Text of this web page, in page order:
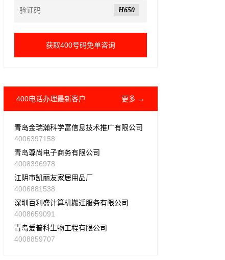
H650
400电话办理最新客户 更多 →
青岛金瑞瀚科学富信息技术推广有限公司
4006397158
青岛尊尚电子商务有限公司
4008396978
江阴市凯丽友家居用品厂
4006881538
深圳百利盛计算机搬迁服务有限公司
4008659091
青岛爱普科生物工程有限公司
4008859707